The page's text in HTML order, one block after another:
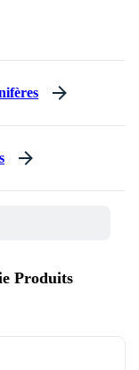
Produits